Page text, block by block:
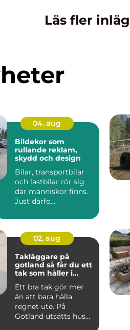
Läs fler
04. aug
Bildekor som
rullande reklam,
skydd och design
Bilar, transportbilar
och lastbilar rör sig
där människor finns.
Just därfö...
02. aug
Takläggare på
gotland så får du ett
tak som håller i
Ett bra tak gör mer
än att bara hålla
regnet ute. På
Gotland utsätts hus